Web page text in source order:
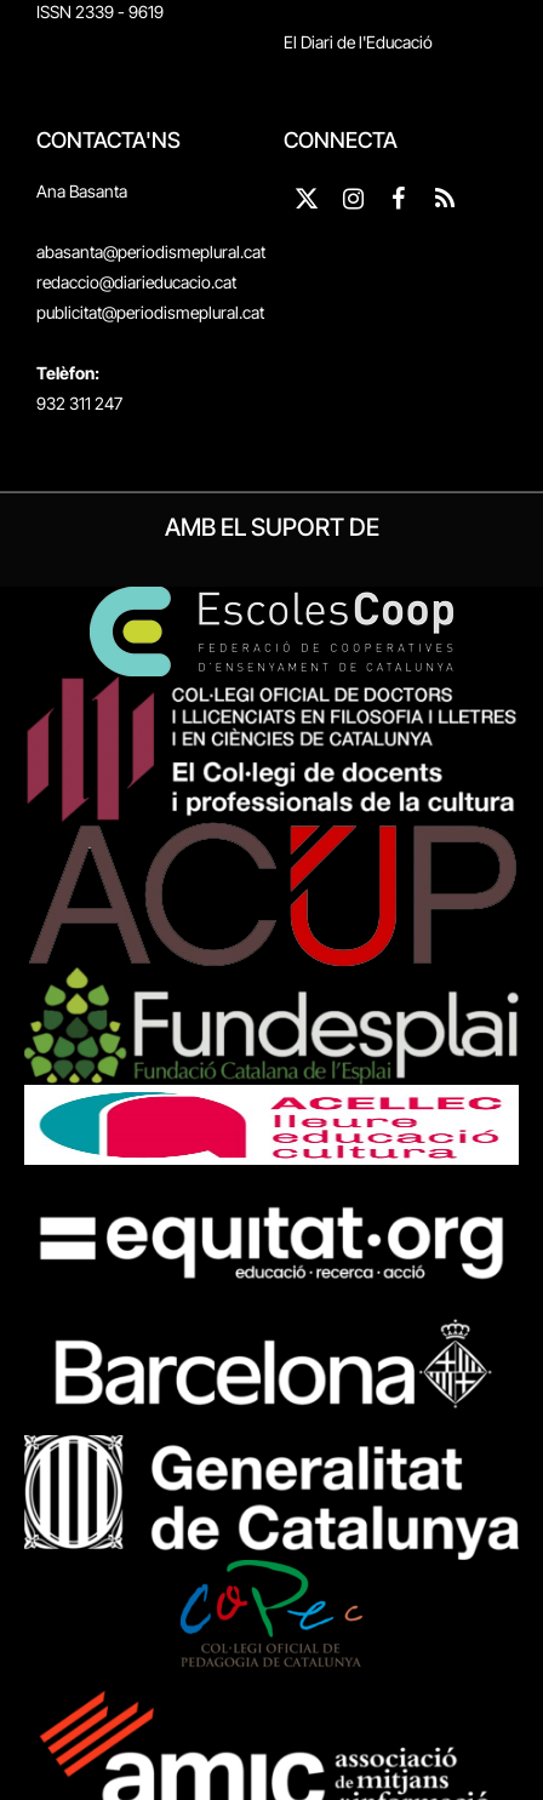
ISSN 2339 - 9619
El Diari de l'Educació
CONTACTA'NS
Ana Basanta
abasanta@periodismeplural.cat
redaccio@diarieducacio.cat
publicitat@periodismeplural.cat
Telèfon:
932 311 247
CONNECTA
X
Instagram
Facebook
RSS
AMB EL SUPORT DE